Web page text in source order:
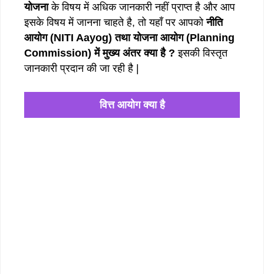
योजनाके विषय में अधिक जानकारी नहीं प्राप्त है और आप
इसके विषय में जानना चाहते है, तो यहाँ पर आपकोनीति
आयोग (NITI Aayog) तथा योजना आयोग (Planning
Commission) में मुख्य अंतर क्या है ?इसकी विस्तृत
जानकारी प्रदान की जा रही है |
वित्त आयोग क्या है